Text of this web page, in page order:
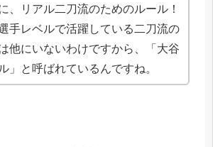
、リアル二刀流のためのルール！
手レベルで活躍している二刀流の
他にいないわけですから、「大谷
」と呼ばれているんですね。